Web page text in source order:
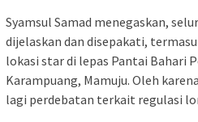
Syamsul Samad menegaskan,
dijelaskan dan disepakati,
lokasi star di lepas Pantai Bahari
Karampuang, Mamuju. Oleh
lagi perdebatan terkait regulasi